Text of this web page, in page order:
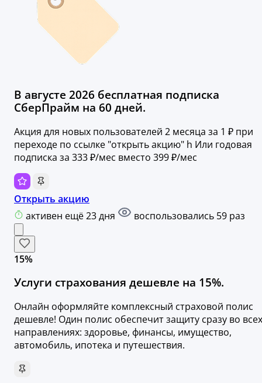
В августе 2026 бесплатная подписка
СберПрайм на 60 дней.
Акция для новых пользователей 2 месяца за 1 ₽ при
переходе по ссылке "открыть акцию" h Или годовая
подписка за 333 ₽/мес вместо 399 ₽/мес
Открыть акцию
активен ещё 23 дня
воспользовались 59 раз
15%
Услуги страхования дешевле на 15%.
Онлайн оформляйте комплексный страховой полис
дешевле! Один полис обеспечит защиту сразу во всех
направлениях: здоровье, финансы, имущество,
автомобиль, ипотека и путешествия.